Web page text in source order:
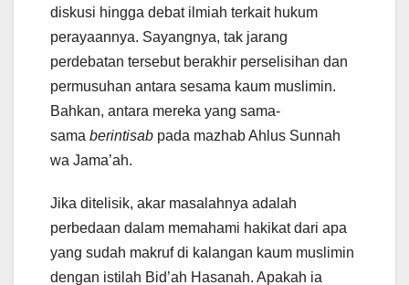
diskusi hingga debat ilmiah terkait hukum
perayaannya. Sayangnya, tak jarang
perdebatan tersebut berakhir perselisihan dan
permusuhan antara sesama kaum muslimin.
Bahkan, antara mereka yang sama-
sama berintisab pada mazhab Ahlus Sunnah
wa Jama’ah.
Jika ditelisik, akar masalahnya adalah
perbedaan dalam memahami hakikat dari apa
yang sudah makruf di kalangan kaum muslimin
dengan istilah Bid’ah Hasanah. Apakah ia